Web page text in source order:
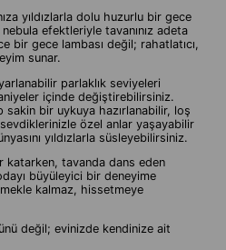
yıldızlarla dolu huzurlu bir gece
efektleriyle tavanınız adeta
bir gece lambası değil; rahatlatıcı,
sunar.
parlaklık seviyeleri
içinde değiştirebilirsiniz.
sakin bir uykuya hazırlanabilir, loş
özel anlar yaşayabilir
yıldızlarla süsleyebilirsiniz.
katarken, tavanda dans eden
büyüleyici bir deneyime
kalmaz, hissetmeye
değil; evinizde kendinize ait